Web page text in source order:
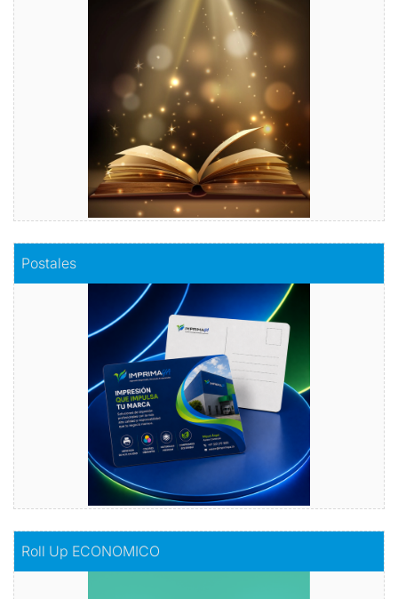
Haz realidad tu historia
Comprar
Postales
Dale vida a tus emociones con nuestras
postales.
Comprar
Comprar
Roll Up ECONOMICO
Comprar